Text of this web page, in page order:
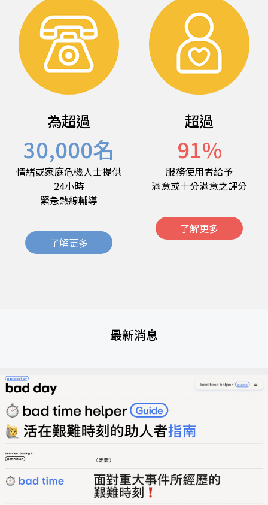
為超過
30,000名
情緒或家庭危機人士提供
24小時
緊急熱線輔導
了解更多
超過
91%
服務使用者給予
滿意或十分滿意之評分
了解更多
最新消息